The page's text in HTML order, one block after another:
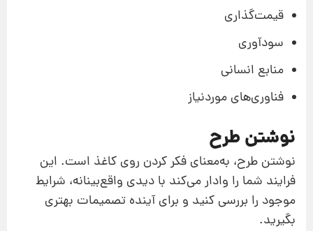
قیمت‌گذاری
سودآوری
منابع انسانی
فناوری‌های موردنیاز
نوشتن طرح
نوشتن طرح، به‌معنای فکر کردن روی کاغذ است. این
فرایند شما را وادار می‌کند با دیدی واقع‌بینانه، شرایط
موجود را بررسی کنید و برای آینده تصمیمات بهتری
بگیرید.